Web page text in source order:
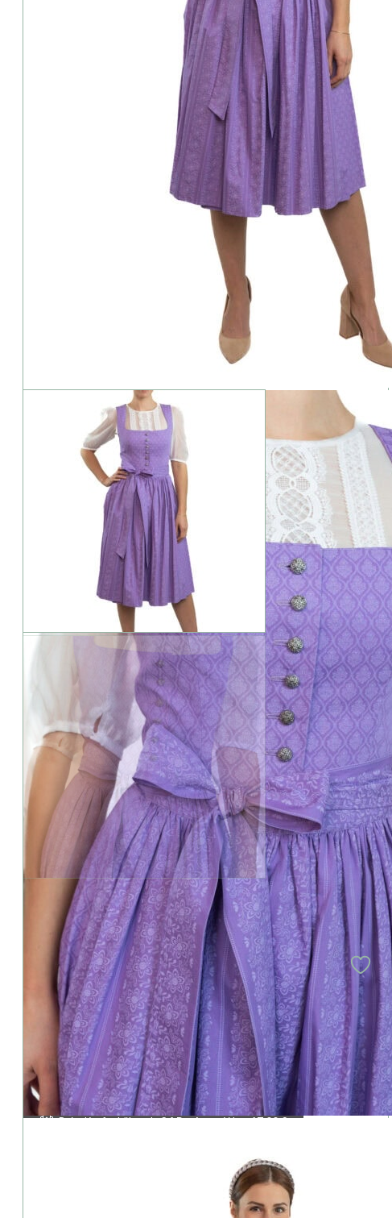
Geringer Bestand: Die Variante ist besonders beliebt.
Rosalie-Dirndl–Emelie-lila
349,00€
inkl. MwSt.zzgl. Versandkosten
oder kostenfreie Abholung im Trachtengeschäft (94327 Bogen/Straubing)
zur Größentabelle
Alternative:
Beim Kauf erhältst du34Punkte- Wert17,00€
ca. 2–3 Werktage